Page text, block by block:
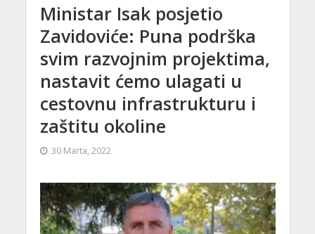
Ministar Isak posjetio
Zavidoviće: Puna podrška
svim razvojnim projektima,
nastavit ćemo ulagati u
cestovnu infrastrukturu i
zaštitu okoline
30 Marta, 2022